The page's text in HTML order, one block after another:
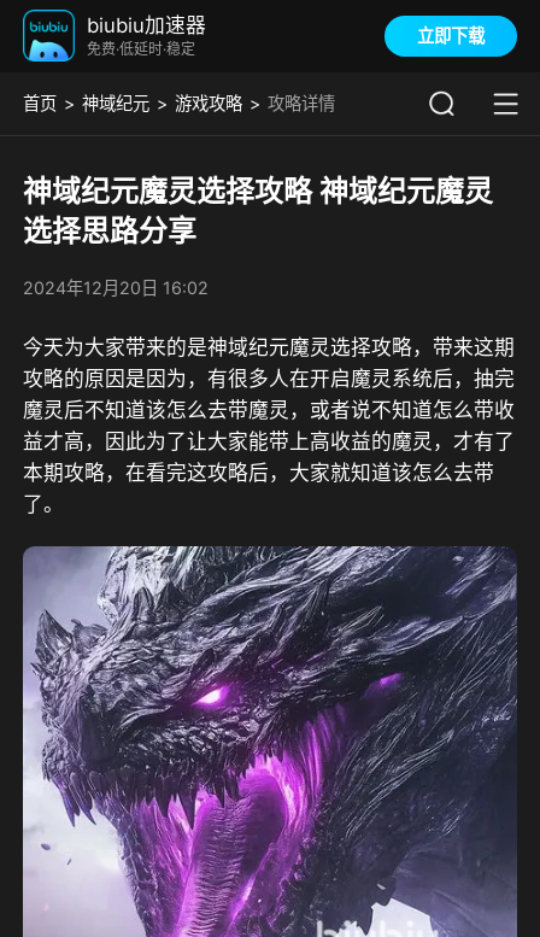
biubiu加速器
免费·低延时·稳定
立即下载
首页 神域纪元 游戏攻略 攻略详情
神域纪元魔灵选择攻略 神域纪元魔灵
选择思路分享
2024年12月20日 16:02
今天为大家带来的是神域纪元魔灵选择攻略，带来这期
攻略的原因是因为，有很多人在开启魔灵系统后，抽完
魔灵后不知道该怎么去带魔灵，或者说不知道怎么带收
益才高，因此为了让大家能带上高收益的魔灵，才有了
本期攻略，在看完这攻略后，大家就知道该怎么去带
了。